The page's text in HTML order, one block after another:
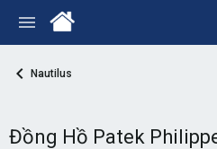
Nautilus
Đồng Hồ Patek